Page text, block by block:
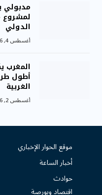
مدبولي
الدولي
أغسطس 4, 2026 3:54 م
المغرب
أطول
الغربية
أغسطس 2, 2026 4:00 م
موقع الحوار الإخباري
أخبار الساعة
حوادث
اقتصاد وبورصة